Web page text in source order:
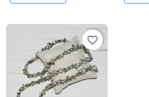
favorite_border